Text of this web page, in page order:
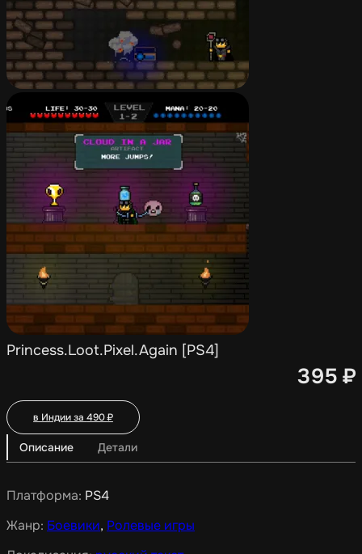
Princess.Loot.Pixel.Again [PS4]
395 ₽
в Индии за490₽
Описание Детали
Платформа: PS4
Жанр: Боевики, Ролевые игры